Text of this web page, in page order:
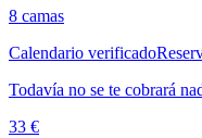
8 camas
Calendario verificado
Todavía no se te cobrará
33 €